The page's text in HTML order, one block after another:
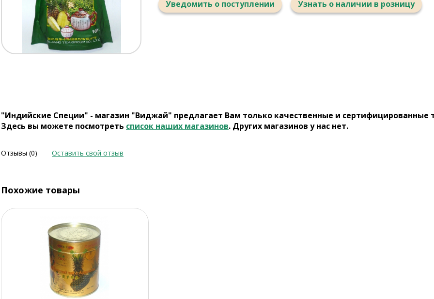
Уведомить о поступлении Узнать о наличии в розницу
"Индийские Специи" - магазин "Виджай" предлагает Вам только качественные и сертифицированные
Здесь вы можете посмотреть список наших магазинов. Других магазинов у нас нет.
Отзывы (0) Оставить свой отзыв
Похожие товары